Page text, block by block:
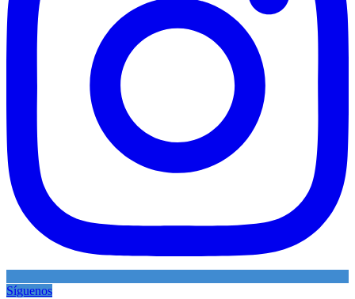
Síguenos